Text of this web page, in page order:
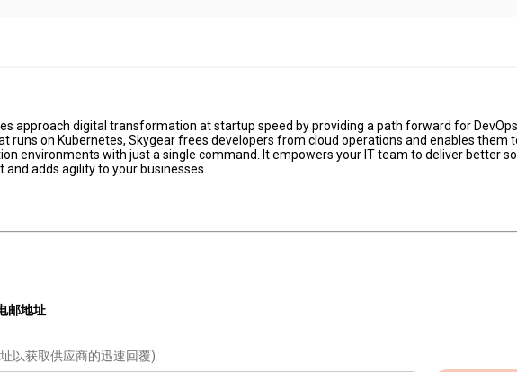
approach digital transformation at startup speed by providing a path forward for
runs on Kubernetes, Skygear frees developers from cloud operations and enables them
environments with just a single command. It empowers your IT team to deliver better
adds agility to your businesses.
邮地址
以获取供应商的迅速回覆)